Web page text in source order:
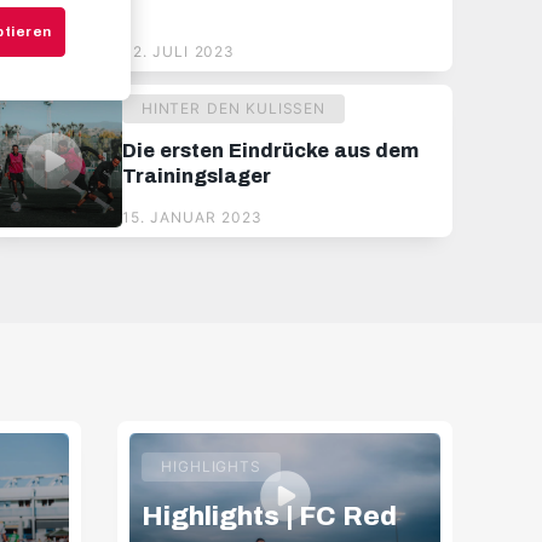
02. JULI 2023
HINTER DEN KULISSEN
Die ersten Eindrücke aus dem
Trainingslager
15. JANUAR 2023
HIGHLIGHTS
Highlights | FC Red